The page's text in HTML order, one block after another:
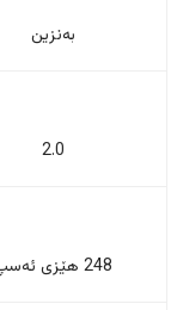
بەنزین
2.0
248 هێزی ئەسپ